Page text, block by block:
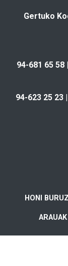
Gertuko
94-681 65 58 |
94-623 25 23 |
HONI BURUZ
ARAUAK